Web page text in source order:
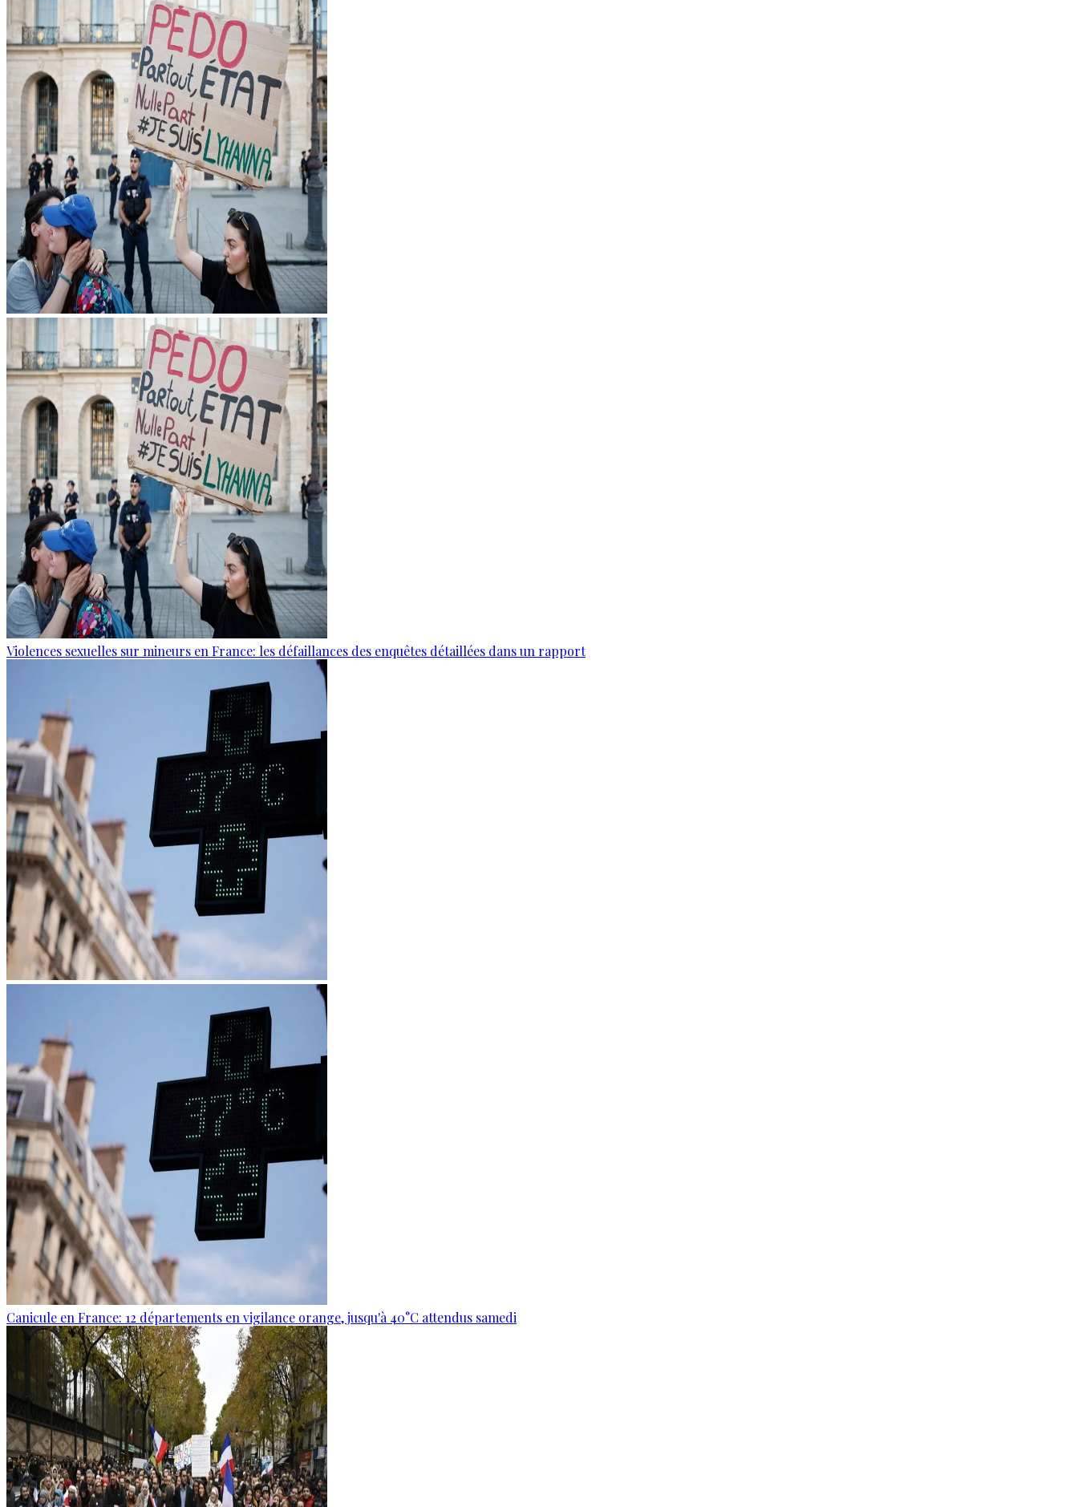
Violences sexuelles sur mineurs en France: les défaillances des enquêtes détaillées dans un rapport
Canicule en France: 12 départements en vigilance orange, jusqu'à 40°C attendus samedi